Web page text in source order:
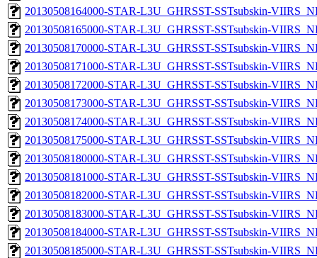
20130508164000-STAR-L3U_GHRSST-SSTsubskin-
20130508165000-STAR-L3U_GHRSST-SSTsubskin-
20130508170000-STAR-L3U_GHRSST-SSTsubskin-
20130508171000-STAR-L3U_GHRSST-SSTsubskin-
20130508172000-STAR-L3U_GHRSST-SSTsubskin-
20130508173000-STAR-L3U_GHRSST-SSTsubskin-
20130508174000-STAR-L3U_GHRSST-SSTsubskin-
20130508175000-STAR-L3U_GHRSST-SSTsubskin-
20130508180000-STAR-L3U_GHRSST-SSTsubskin-
20130508181000-STAR-L3U_GHRSST-SSTsubskin-
20130508182000-STAR-L3U_GHRSST-SSTsubskin-
20130508183000-STAR-L3U_GHRSST-SSTsubskin-
20130508184000-STAR-L3U_GHRSST-SSTsubskin-
20130508185000-STAR-L3U_GHRSST-SSTsubskin-